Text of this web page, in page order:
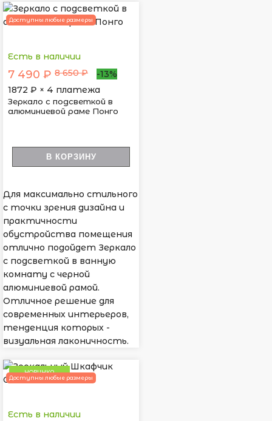
Доступны любые размеры
Есть в наличии
7 490 ₽ 8 650 ₽
-13%
1872 ₽ × 4 платежа
Зеркало с подсветкой в
алюминиевой раме Понго
В КОРЗИНУ
Для максимально стильного
с точки зрения дизайна и
практичности
обустройства помещения
отлично подойдет Зеркало
с подсветкой в ванную
комнату с черной
алюминиевой рамой.
Отличное решение для
современных интерьеров,
тенденция которых -
визуальная лаконичность.
НОВИНКА
Доступны любые размеры
Есть в наличии